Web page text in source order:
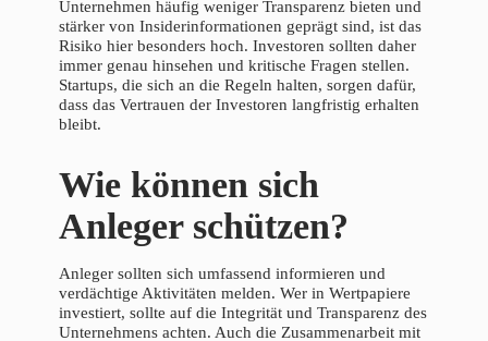
Unternehmen häufig weniger Transparenz bieten und
stärker von Insiderinformationen geprägt sind, ist das
Risiko hier besonders hoch. Investoren sollten daher
immer genau hinsehen und kritische Fragen stellen.
Startups, die sich an die Regeln halten, sorgen dafür,
dass das Vertrauen der Investoren langfristig erhalten
bleibt.
Wie können sich
Anleger schützen?
Anleger sollten sich umfassend informieren und
verdächtige Aktivitäten melden. Wer in Wertpapiere
investiert, sollte auf die Integrität und Transparenz des
Unternehmens achten. Auch die Zusammenarbeit mit